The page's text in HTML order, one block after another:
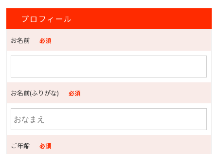
プロフィール
お名前 必須
お名前(ふりがな) 必須
ご年齢 必須